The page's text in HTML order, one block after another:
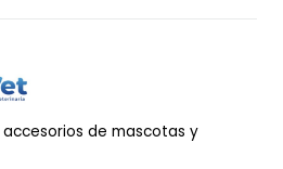
de mascotas y